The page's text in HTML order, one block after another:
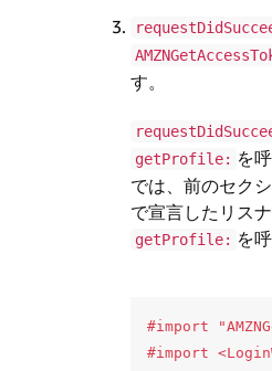
す。
getProfile: を
では、前のセク
で宣言したリス
getProfile: を
#import